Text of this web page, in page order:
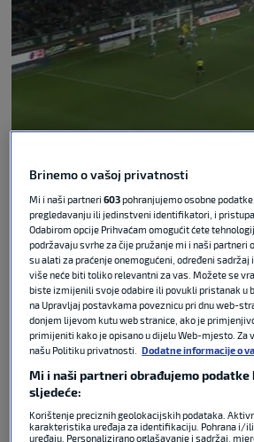
is loading.
Play Video
Pause
Unmute
Current
Time0:07
Duration0:52
Loaded:
90.25%
Stream
Brinemo o vašoj privatnosti
Mi i naši partneri603pohranjujemo osobne
pregledavanju ili jedinstveni identifikatori, i
Odabirom opcije Prihvaćam omogućit ćete
podržavaju svrhe za čije pružanje mi i naši partneri
su alati za praćenje onemogućeni, određeni
više neće biti toliko relevantni za vas. Možete se
biste izmijenili svoje odabire ili povukli pristanak u
na Upravljaj postavkama poveznicu pri dnu web-
donjem lijevom kutu web stranice, ako je
primijeniti kako je opisano u dijelu Web-mjesto. Za
našu Politiku privatnosti.
Dodatne informacije o
Mi i naši partneri obrađujemo podatke
sljedeće:
Korištenje preciznih geolokacijskih podataka.
karakteristika uređaja za identifikaciju. Pohrana i/
uređaju. Personalizirano oglašavanje i sadržaj,